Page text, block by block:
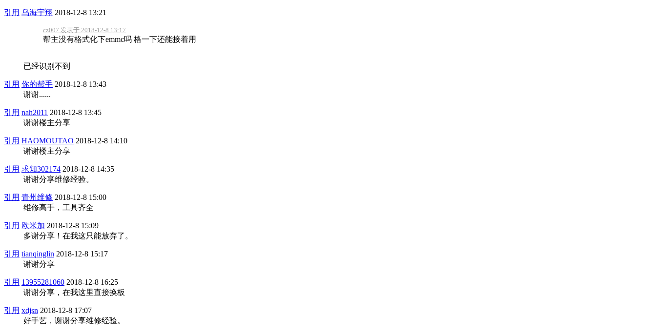
引用 乌海宇翔 2018-12-8 13:21
cz007 发表于 2018-12-8 13:17
帮主没有格式化下emmc吗 格一下还能接着用
已经识别不到
引用 你的帮手 2018-12-8 13:43
谢谢......
引用 nah2011 2018-12-8 13:45
谢谢楼主分享
引用 HAOMOUTAO 2018-12-8 14:10
谢谢楼主分享
引用 求知302174 2018-12-8 14:35
谢谢分享维修经验。
引用 青州维修 2018-12-8 15:00
维修高手，工具齐全
引用 欧米加 2018-12-8 15:09
多谢分享！在我这只能放弃了。
引用 tianqinglin 2018-12-8 15:17
谢谢分享
引用 13955281060 2018-12-8 16:25
谢谢分享，在我这里直接换板
引用 xdjsn 2018-12-8 17:07
好手艺，谢谢分享维修经验。